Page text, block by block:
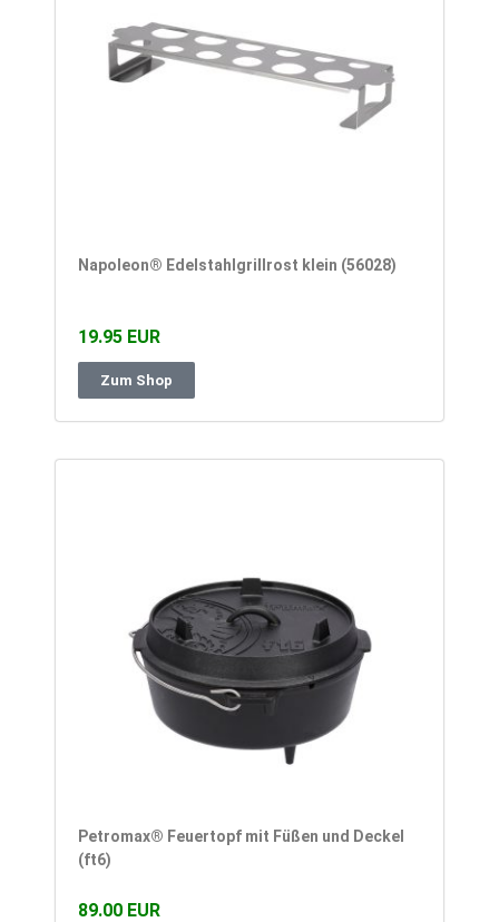
Napoleon® Edelstahlgrillrost klein (56028)
19.95 EUR
Zum Shop
Petromax® Feuertopf mit Füßen und Deckel
(ft6)
89.00 EUR